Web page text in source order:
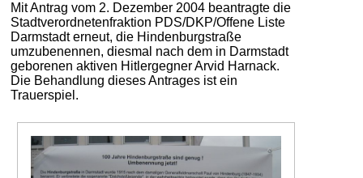
Mit Antrag vom 2. Dezember 2004 beantragte die
Stadtverordnetenfraktion PDS/DKP/Offene Liste
Darmstadt erneut, die Hindenburgstraße
umzubenennen, diesmal nach dem in Darmstadt
geborenen aktiven Hitlergegner Arvid Harnack.
Die Behandlung dieses Antrages ist ein
Trauerspiel.